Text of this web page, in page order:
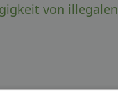
von illegalen